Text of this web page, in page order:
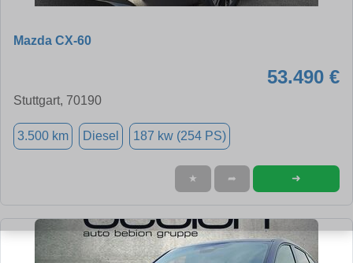
Mazda CX-60
53.490 €
Stuttgart, 70190
3.500 km Diesel 187 kw (254 PS)
★ ➦ ➜